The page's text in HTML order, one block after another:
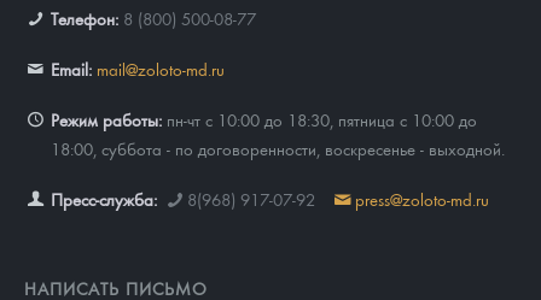
Телефон: 8 (800) 500-08-77
Email: mail@zoloto-md.ru
Режим работы: пн-чт с 10:00 до 18:30, пятница с 10:00 до
18:00, суббота - по договоренности, воскресенье - выходной.
Пресс-служба: 8(968) 917-07-92 press@zoloto-md.ru
НАПИСАТЬ ПИСЬМО